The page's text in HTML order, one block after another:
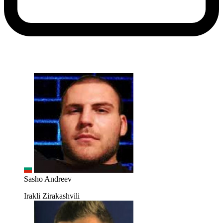
Sasho Andreev
Irakli Zirakashvili